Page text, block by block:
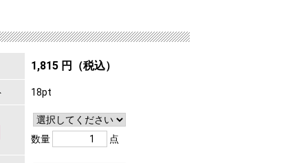
1,815 円（税込）
18pt
数量 点